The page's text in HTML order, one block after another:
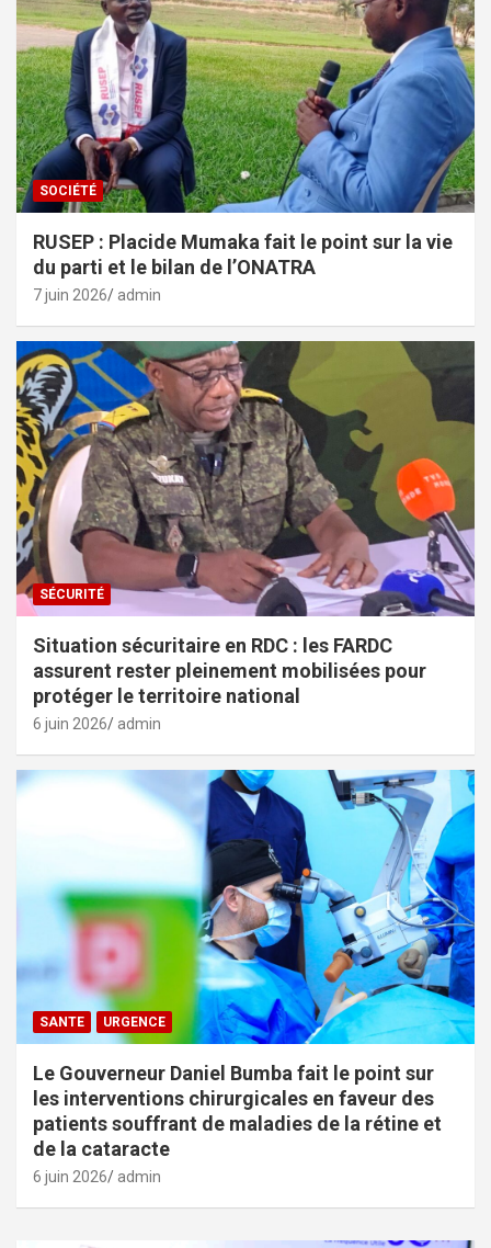
SOCIÉTÉ
RUSEP : Placide Mumaka fait le point sur la vie
du parti et le bilan de l’ONATRA
7 juin 2026 admin
SÉCURITÉ
Situation sécuritaire en RDC : les FARDC
assurent rester pleinement mobilisées pour
protéger le territoire national
6 juin 2026 admin
SANTE URGENCE
Le Gouverneur Daniel Bumba fait le point sur
les interventions chirurgicales en faveur des
patients souffrant de maladies de la rétine et
de la cataracte
6 juin 2026 admin